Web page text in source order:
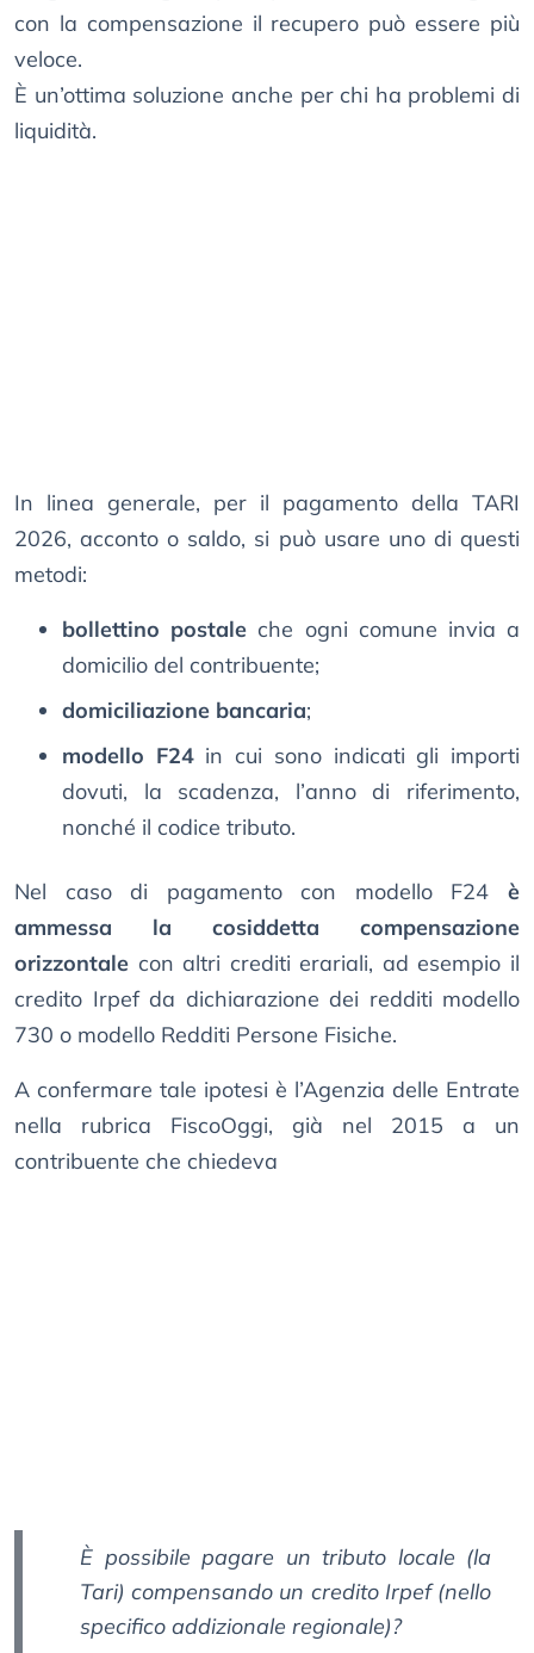
con la compensazione il recupero può essere più
veloce.
È un’ottima soluzione anche per chi ha problemi di
liquidità.
In linea generale, per il pagamento della TARI
2026, acconto o saldo, si può usare uno di questi
metodi:
bollettino postale che ogni comune invia a
domicilio del contribuente;
domiciliazione bancaria;
modello F24in cui sono indicati gli importi
dovuti, la scadenza, l’anno di riferimento,
nonché il codice tributo.
Nel caso di pagamento con modello F24 è
ammessa la cosiddetta compensazione
orizzontale con altri crediti erariali, ad esempio il
credito Irpef da dichiarazione dei redditi modello
730 o modello Redditi Persone Fisiche.
A confermare tale ipotesi è l’Agenzia delle Entrate
nella rubrica FiscoOggi, già nel 2015 a un
contribuente che chiedeva
È possibile pagare un tributo locale (la
Tari) compensando un credito Irpef (nello
specifico addizionale regionale)?